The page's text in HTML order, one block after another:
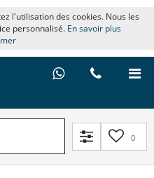
l'utilisation des cookies. Nous les
personnalisé. En savoir plus
0